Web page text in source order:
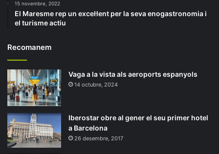
15 novembre, 2022
El Maresme rep un excel·lent per la seva enogastronomia i
el turisme actiu
Recomanem
Vaga a la vista als aeroports espanyols
14 octubre, 2024
Iberostar obre al gener el seu primer hotel
a Barcelona
26 desembre, 2017